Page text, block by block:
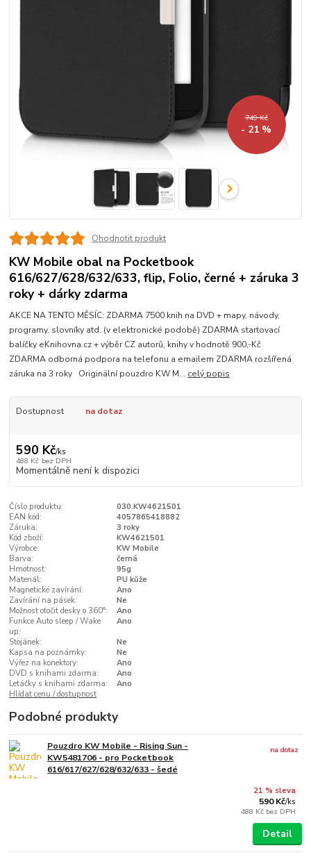
749 Kč
- 21 %
Ohodnotit produkt
KW Mobile obal na Pocketbook
616/627/628/632/633, flip, Folio, černé + záruka 3
roky + dárky zdarma
AKCE NA TENTO MĚSÍC: ZDARMA 7500 knih na DVD + mapy, návody,
programy, slovníky atd. (v elektronické podobě) ZDARMA startovací
balíčky eKnihovna.cz + výběr CZ autorů, knihy v hodnotě 900,-Kč
ZDARMA odborná podpora na telefonu a emailem ZDARMA rozšířená
záruka na 3 roky Originální pouzdro KW M... celý popis
Dostupnost na dotaz
590 Kč/ks
488 Kč bez DPH
Momentálně není k dispozici
Číslo produktu:
030.KW4621501
EAN kód:
4057865418882
Záruka:
3 roky
Kód zboží:
KW4621501
Výrobce:
KW Mobile
Barva:
černá
Hmotnost:
95g
Materiál:
PU kůže
Magnetické zavírání:
Ano
Zavírání na pásek:
Ne
Možnost otočit desky o 360°:
Ano
Funkce Auto sleep / Wake
up:
Ano
Stojánek:
Ne
Kapsa na poznámky:
Ne
Výřez na konektory:
Ano
DVD s knihami zdarma:
Ano
Letáčky s knihami zdarma:
Ano
Hlídat cenu / dostupnost
Podobné produkty
Pouzdro KW Mobile - Rising Sun -
KW5481706 - pro Pocketbook
616/617/627/628/632/633 - šedé
21 % sleva
590 Kč/ks
488 Kč bez DPH
na dotaz
Detail